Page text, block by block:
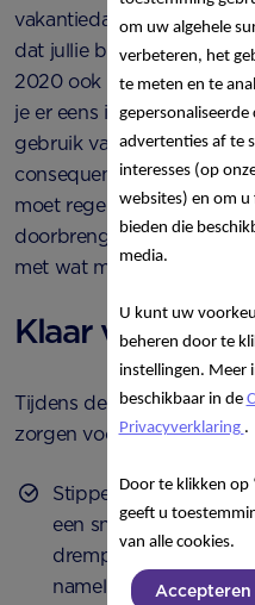
vakantiedagen. Deze
dat jullie baby geboren is.
2020 ook aanvullend
je er eens in, zodat je
gebruik van wilt maken,
consequenties zijn en
moet regelen. Zo kun je
doorbrengen of heb je
met wat minder slaap.
Klaar voor The
Tijdens de laatste
zorgen voor een goede
Stippel de route naar
een snelle route is,
drempels zoveel
namelijk geen pretje
om uw algehele
verbeteren, het
te meten en te
gepersonaliseerde
advertenties af te
interesses (op
websites) en om
bieden die
media.
U kunt uw
beheren door te
instellingen. Meer
beschikbaar in de
Privacyverklaring .
Door te klikken op
geeft u
van alle cookies.
Accepteren